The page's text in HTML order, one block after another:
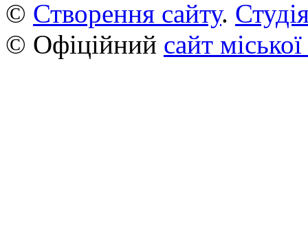
© Створення сайту.
© Офіційний сайт